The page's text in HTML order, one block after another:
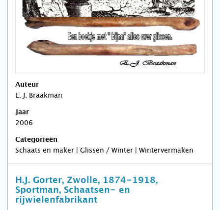
Auteur
E. J. Braakman
Jaar
2006
Categorieën
Schaats en maker | Glissen / Winter | Wintervermaken
H.J. Gorter, Zwolle, 1874-1918,
Sportman, Schaatsen- en
rijwielenfabrikant